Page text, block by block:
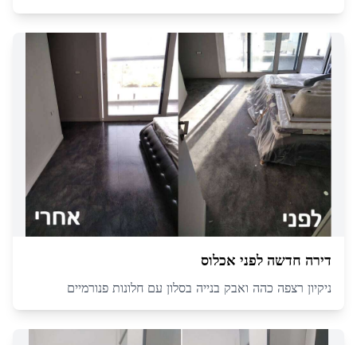
דירה חדשה לפני אכלוס
ניקיון רצפה כהה ואבק בנייה בסלון עם חלונות פנורמיים